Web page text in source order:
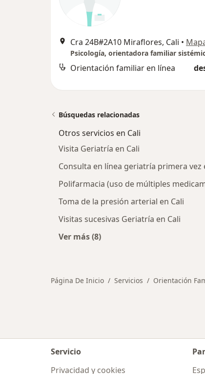
Cra 24B#2A10 Miraflores, Cali •
Orientación familiar en línea
Búsquedas relacionadas
Otros servicios en Cali
Visita Geriatría en Cali
Consulta en línea geriatría primera vez
Polifarmacia (uso de múltiples
Toma de la presión arterial en Cali
Visitas sucesivas Geriatría en Cali
Ver más (8)
Página De Inicio Servicios Orientación
Servicio
Privacidad y cookies